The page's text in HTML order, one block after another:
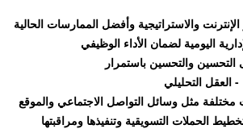
والاستراتيجية وأفضل الممارسات الحالية
اليومية لضمان الأداء الوظيفي
التحسين والتحسين باستمرار
- العقل التحليلي
مختلفة مثل وسائل التواصل الاجتماعي والموقع
الحملات التسويقية وتنفيذها ومراقبتها